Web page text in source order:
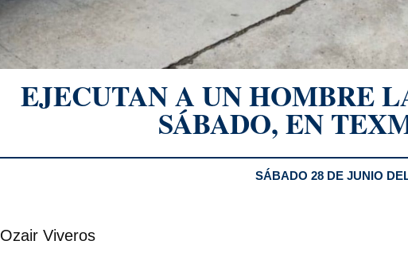
EJECUTAN A UN HOMBRE
SÁBADO, EN
SÁBADO 28 DE JUNIO
Ozair Viveros